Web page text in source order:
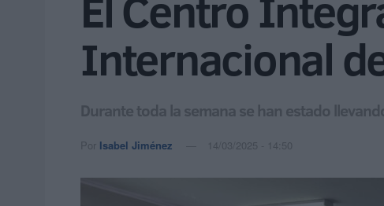
Internacional
Durante toda la semana se han estado
Por Isabel Jiménez 14/03/2025 - 14:50